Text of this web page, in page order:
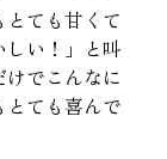
ても甘くて
い！」と叫
でこんなに
ても喜んで